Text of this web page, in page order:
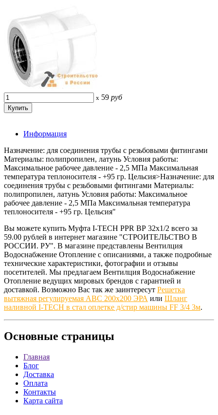
x 59 руб
Информация
Назначение: для соединения трубы с резьбовыми фитингами
Материалы: полипропилен, латунь Условия работы:
Максимальное рабочее давление - 2,5 МПа Максимальная
температура теплоносителя - +95 гр. Цельсия>Назначение: для
соединения трубы с резьбовыми фитингами Материалы:
полипропилен, латунь Условия работы: Максимальное
рабочее давление - 2,5 МПа Максимальная температура
теплоносителя - +95 гр. Цельсия"
Вы можете купить Муфта I-TECH PPR ВР 32x1/2 всего за
59.00 рублей в интернет магазине "СТРОИТЕЛЬСТВО В
РОССИИ. РУ". В магазине представлены Вентилция
Водоснабжение Отопление с описаниями, а также подробные
технические характеристики, фотографии и отзывы
посетителей. Мы предлагаем Вентилция Водоснабжение
Отопление ведущих мировых брендов с гарантией и
доставкой. Возможно Вас так же заинтересут Решетка
вытяжная регулируемая АВС 200х200 ЭРА или Шланг
наливной I-TECH в стал оплетке д/стир машины FF 3/4 3м.
Основные страницы
Главная
Блог
Доставка
Оплата
Контакты
Карта сайта